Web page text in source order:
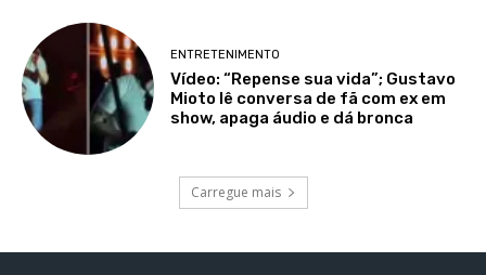
ENTRETENIMENTO
Vídeo: “Repense sua vida”; Gustavo
Mioto lê conversa de fã com ex em
show, apaga áudio e dá bronca
Carregue mais